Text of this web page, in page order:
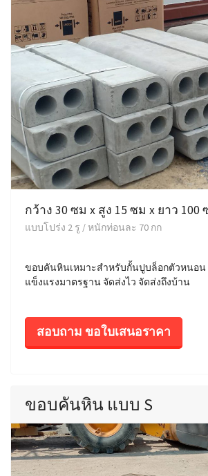
กว้าง 30 ซม x สูง 15 ซม x ยาว 100
แบบโปร่ง 2 รู / หนักท่อนละ 70 กก
ขอบคันหินเหมาะสำหรับกั้นปูบล็อกตัวหนอ
แข็งแรงมาตรฐาน จัดส่งไว จัดส่งถึงบ้าน
สอบถาม ขอใบเสนอราคา
ขอบคันหิน แบบ S